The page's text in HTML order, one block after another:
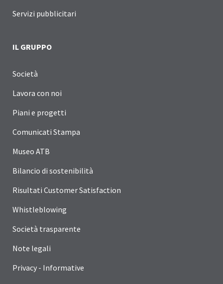
Servizi pubblicitari
IL GRUPPO
Società
Lavora con noi
Piani e progetti
Comunicati Stampa
Museo ATB
Bilancio di sostenibilità
Risultati Customer Satisfaction
Whistleblowing
Società trasparente
Note legali
Privacy - Informative